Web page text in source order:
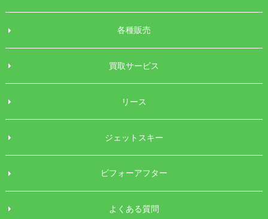
各種販売
買取サービス
リース
ジェットスキー
ビフォーアフター
よくある質問